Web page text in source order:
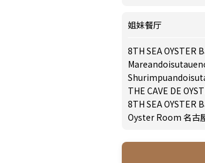
姐妹餐厅
8TH SEA OYSTER
THE CAVE DE
8TH SEA
Oyster Room 名古